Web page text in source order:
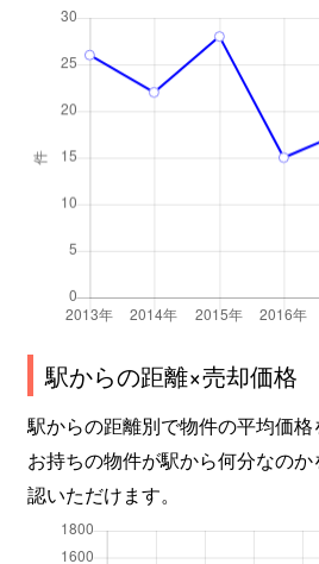
駅からの距離×売却価格
駅からの距離別で物件の平均価格
お持ちの物件が駅から何分なの
認いただけます。